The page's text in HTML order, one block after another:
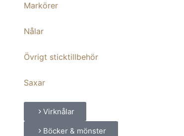
Markörer
Nålar
Övrigt sticktillbehör
Saxar
Virknålar
Böcker & mönster